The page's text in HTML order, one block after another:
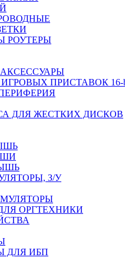
РОУТЕРЫ
ПРИСТАВОК 16-
ДЛЯ ЖЕСТКИХ ДИСКОВ
З/У
ОРГТЕХНИКИ
ДЛЯ ИБП